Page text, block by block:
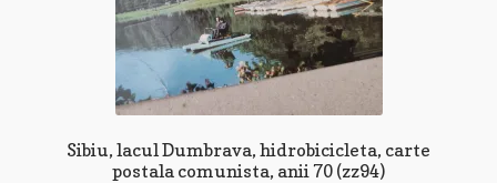
Sibiu, lacul Dumbrava, hidrobicicleta, carte
postala comunista, anii 70 (zz94)